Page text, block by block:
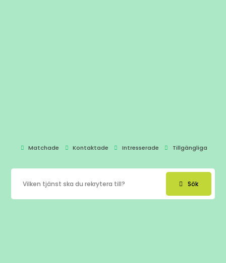
Matchade Kontaktade Intresserade Tillgängliga
Sök